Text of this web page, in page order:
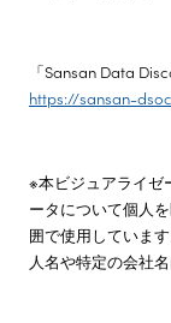
「Sansan Data
https://sansan-
※本ビジュアライゼ
ータについて個人
囲で使用していま
人名や特定の会社